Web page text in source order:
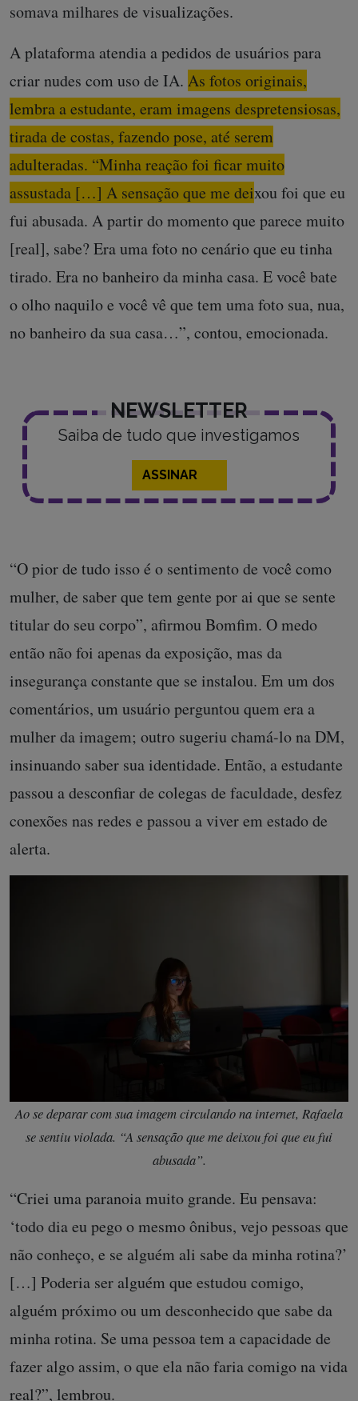
somava milhares de visualizações.
A plataforma atendia a pedidos de usuários para
criar nudes com uso de IA. As fotos originais,
lembra a estudante, eram imagens despretensiosas,
tirada de costas, fazendo pose, até serem
adulteradas. “Minha reação foi ficar muito
assustada […] A sensação que me deixou foi que eu
fui abusada. A partir do momento que parece muito
[real], sabe? Era uma foto no cenário que eu tinha
tirado. Era no banheiro da minha casa. E você bate
o olho naquilo e você vê que tem uma foto sua, nua,
no banheiro da sua casa…”, contou, emocionada.
NEWSLETTER
Saiba de tudo que investigamos
ASSINAR
“O pior de tudo isso é o sentimento de você como
mulher, de saber que tem gente por ai que se sente
titular do seu corpo”, afirmou Bomfim. O medo
então não foi apenas da exposição, mas da
insegurança constante que se instalou. Em um dos
comentários, um usuário perguntou quem era a
mulher da imagem; outro sugeriu chamá-lo na DM,
insinuando saber sua identidade. Então, a estudante
passou a desconfiar de colegas de faculdade, desfez
conexões nas redes e passou a viver em estado de
alerta.
Ao se deparar com sua imagem circulando na internet, Rafaela
se sentiu violada. “A sensação que me deixou foi que eu fui
abusada”.
“Criei uma paranoia muito grande. Eu pensava:
‘todo dia eu pego o mesmo ônibus, vejo pessoas que
não conheço, e se alguém ali sabe da minha rotina?’
[…] Poderia ser alguém que estudou comigo,
alguém próximo ou um desconhecido que sabe da
minha rotina. Se uma pessoa tem a capacidade de
fazer algo assim, o que ela não faria comigo na vida
real?”, lembrou.